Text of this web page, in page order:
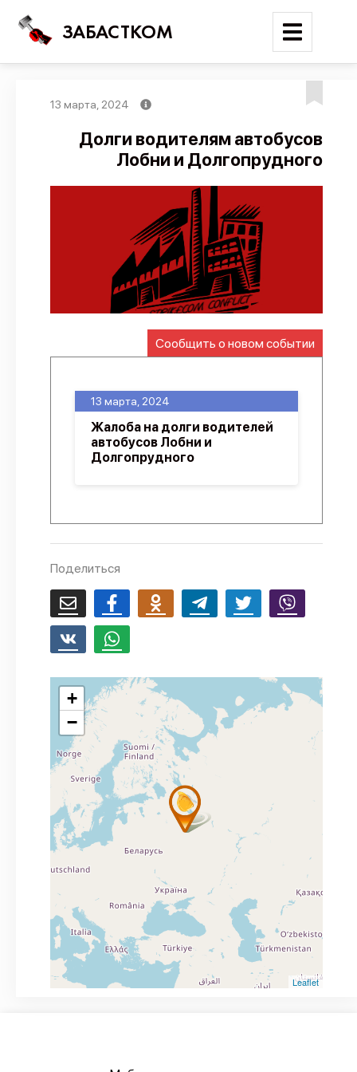
ЗАБАСТКОМ
Поиск
Новости
Карта событий
Трудовые конфликты
Отчеты
Предложить публикацию
API
Политика конфиденциальности
13 марта, 2024
Долги водителям автобусов
Лобни и Долгопрудного
Сообщить о новом событии
13 марта, 2024
Жалоба на долги водителей
автобусов Лобни и
Долгопрудного
Поделиться
+
−
Leaflet